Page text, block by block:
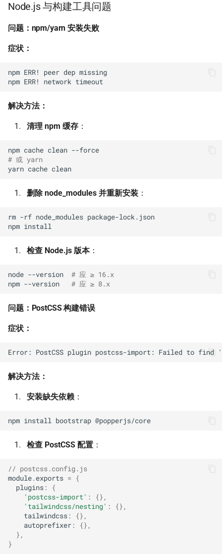
Node.js 与构建工具问题
问题：npm/yarn 安装失败
症状：
npm ERR! peer dep missing
解决方法：
清理 npm 缓存 ：
npm cache clean
# 或 yarn
yarn cache
删除 node_modules 并重新安装 ：
rm -rf node_modules package-lock.json
npm
检查 Node.js 版本：
node --version
# 应 ≥ 16.x
npm --version # 应 ≥ 8.x
问题：PostCSS 构建错误
症状：
解决方法：
安装缺失依赖 ：
npm install bootstrap
检查 PostCSS 配置 ：
// postcss.config.js
module. exports = {
plugins :
{
'postcss-import' :
{},
'tailwindcss/nesting' :
{},
tailwindcss :
{},
autoprefixer :
{},
},
}